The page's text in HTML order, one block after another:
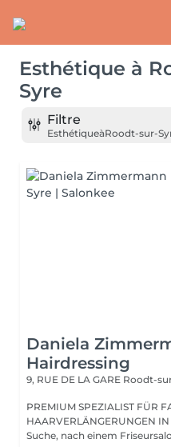
Esthétique à
Syre
Filtre
EsthétiqueàRoodt-sur-
Daniela
Hairdressing
9, RUE DE LA GARE Roodt-
PREMIUM SPEZIALIST FÜR
HAARVERLÄNGERUNGEN